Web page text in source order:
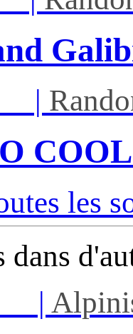
|
les
dans
|